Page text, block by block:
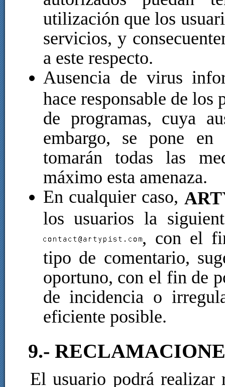
utilización que los
servicios, y
a este respecto.
Ausencia de virus
hace responsable de los
de programas, cuya
embargo, se pone
tomarán todas las
máximo esta amenaza.
En cualquier caso,
los usuarios la
, con el
tipo de comentario,
oportuno, con el fin de
de incidencia o
eficiente posible.
9.-
El usuario podrá realizar